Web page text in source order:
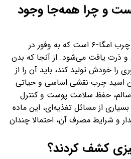
و چرا همه‌جا وجود
اسید لینولئیک، نوعی اسید چرب امگا-۶ است که به وفور در
و ذرت یافت می‌شود. از آنجا که بدن
را خودش تولید کند، باید آن را از
اسید چرب نقشی اساسی و حیاتی
حفظ سلامت پوست و کنترل
بسیاری از مسائل تغذیه‌ای، این ماده
و شرایط مصرف آن، احتمالا چندان
کشف کردند؟